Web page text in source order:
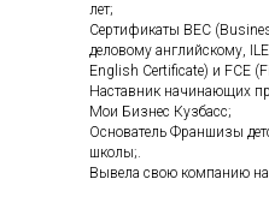
лет;
Сертификаты BEC
деловому английскому,
English Certificate) и FCE
Наставник начинающих
Мои Бизнес Кузбасс;
Основатель Франшизы
школы;.
Вывела свою компанию